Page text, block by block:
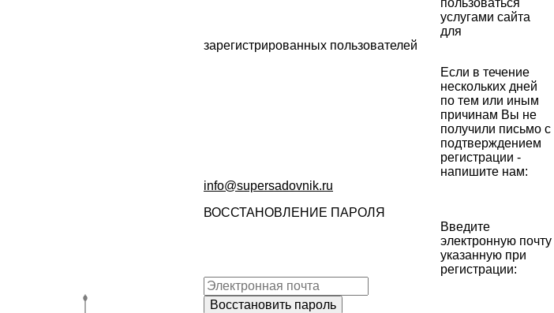
пользоваться
услугами сайта
для
зарегистрированных пользователей
Если в течение
нескольких дней
по тем или иным
причинам Вы не
получили письмо с
подтверждением
регистрации -
напишите нам:
info@supersadovnik.ru
ВОССТАНОВЛЕНИЕ ПАРОЛЯ
Введите
электронную почту
указанную при
регистрации: